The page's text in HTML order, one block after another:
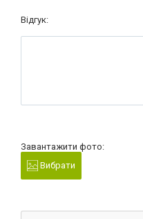
Відгук:
Завантажити фото:
Вибрати